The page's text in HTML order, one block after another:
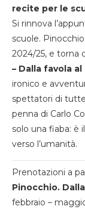
recite per le
Si rinnova
scuole.
2024/25, e torna
– Dalla favola
ironico e
spettatori di tutte
penna di Carlo
solo una fiaba: è
verso l’umanità.
Prenotazioni a
Pinocchio.
febbraio –